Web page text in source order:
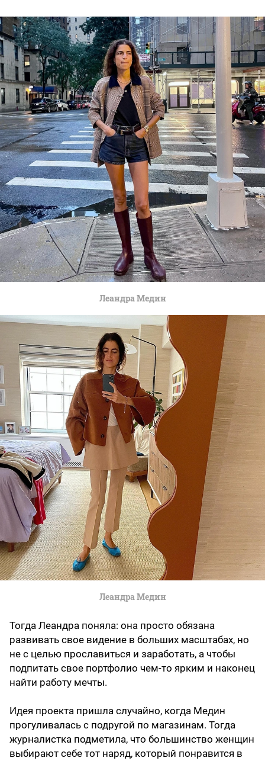
Леандра Медин
Леандра Медин
Тогда Леандра поняла: она просто обязана
развивать свое видение в больших масштабах, но
не с целью прославиться и заработать, а чтобы
подпитать свое портфолио чем-то ярким и наконец
найти работу мечты.
Идея проекта пришла случайно, когда Медин
прогуливалась с подругой по магазинам. Тогда
журналистка подметила, что большинство женщин
выбирают себе тот наряд, который понравится в